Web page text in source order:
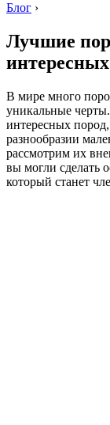
Блог ›
Лучшие
В мире много
уникальные черты.
интересных
разнообразии
рассмотрим их
вы могли сделать
который станет